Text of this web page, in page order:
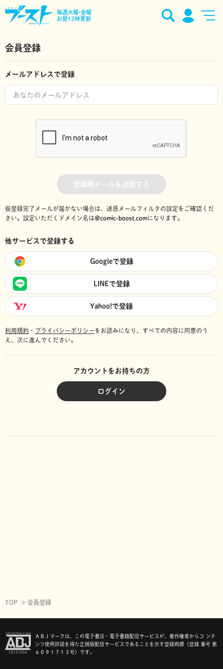
毎週火曜•金曜
お昼12時更新
会員登録
メールアドレスで登録
登録用メールを送信する
仮登録完了メールが届かない場合は、迷惑メールフィルタの設定をご確認くだ
さい。 設定いただくドメイン名は@comic-boost.comになります。
他サービスで登録する
Googleで登録
LINEで登録
Yahoo!で登録
利用規約 ・ プライバシーポリシーをお読みになり、 すべての内容に同意のう
え、次に進んでください。
アカウントをお持ちの方
ログイン
TOP 会員登録
ＡＢＪマークは、この電子書店・電子書籍配信サービスが、著作権者からコ ンテ
ンツ使用許諾を得た正規版配信サービスであることを示す登録商標（登録 番号 第
６０９１７１３号）です。